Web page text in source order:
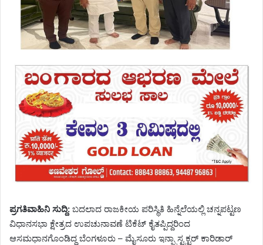
ಪ್ರಗತಿವಾಹಿನಿ ಸುದ್ದಿ: ಬದಲಾದ ರಾಜಕೀಯ ಪರಿಸ್ಥಿತಿ ಹಿನ್ನೆಲೆಯಲ್ಲಿ ಚನ್ನಪಟ್ಟಣ
ವಿಧಾನಸಭಾ ಕ್ಷೇತ್ರದ ಉಪಚುನಾವಣೆ ಟಿಕೆಟ್ ಕೈತಪ್ಪಿದ್ದರಿಂದ
ಆಸಮಧಾನಗೊಂಡಿದ್ದ ಬೆಂಗಳೂರು – ಮೈಸೂರು ಇನ್ಫ್ರಾಸ್ಟ್ರಕ್ಟ‌ರ್ ಕಾರಿಡಾರ್